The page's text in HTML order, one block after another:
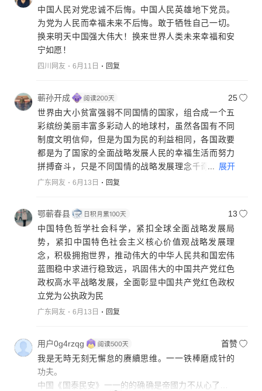
中国人民对党忠诚不后悔。中国人民英雄地下党员。
为党为人民而幸福未来不后悔。敢于牺牲自己一切。
换来明天中国强大伟大！换来世界人类未来幸福和安
宁如愿！
四川网友 6月11日 回复
蕲孙开成
25
世界由大小贫富强弱不同国情的国家，组合成一个五
彩缤纷美丽丰富多彩动人的地球村，虽然各国有不同
制度文明信仰，但是为国为民的利益相同，各国政要
都是为了国家的全面战略发展人民的幸福生活而努力
拼搏奋斗，只是不同国情的战略发展理念千奇百怪各
有所异。
水不相连山相连，紧密拥抱在一起。
中国🇨🇳始终坚持发展自己的全面战略发展理念，就
是发展世界的战略发展理念，世界”一支独秀”不是园，
百花齐放才🈵园，中国🇨🇳以动引鉴推动世界不同国
情人文交流互鉴，共享共商共建人类共同拥有一个地
球村，巩固和平共处五项原则与构建人类命运共同体
伟大的创举，筑牢一带一路的朋友圈走深走实扩大，
推动中国23个贸易港高水平战略发展，推动世界不同
国情平等尊重包容理解，互惠互利合作共赢，不断满
需求，推动世界不同国情发展中国家朝着人类命运共
同体正确的方向前行，携手同行并进构建人类命运共
同体高水平战略发展，造福多边主义辐射世界震慑全
球，造福人类共同拥有一个稀奇古怪五彩缤纷美丽丰
展开
广东网友 6月13日 回复
鄂蕲春县
13
中国特色哲学社会科学，紧扣全球全面战略发展局
势，紧扣中国特色社会主义核心价值观战略发展理
念，积极拥抱世界，推动伟大的中华人民共和国宏伟
蓝图稳中求进行稳致远，巩固伟大的中国共产党红色
政权高水平战略发展，全面彰显中国共产党红色政权
立党为公执政为民
广东网友 6月13日 回复
用户0g4rzqg
首赞
我是无時无刻无懈怠的赓續思维。一一铁棒磨成针的
功夫。
中国《国泰民安》一一的的确确是帝國力不从心了…